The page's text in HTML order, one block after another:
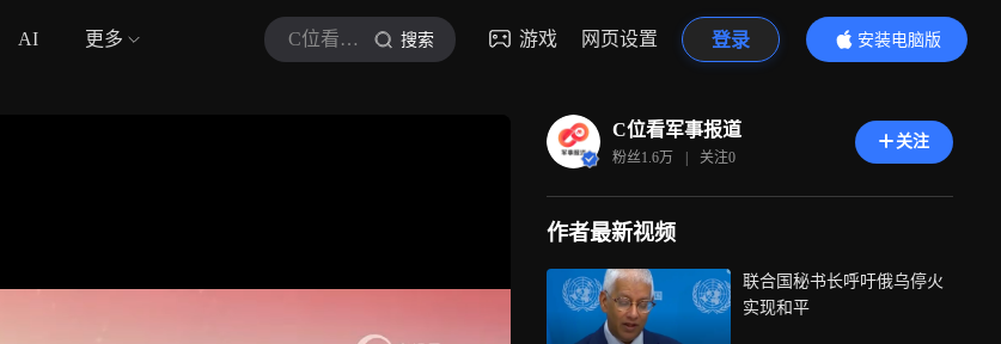
AI 更多 C位看军事报道 搜索 游戏 网页设置 登录
安装电脑版
内容更精彩
C位看军事报道
粉丝1.6万 | 关注0
关注
作者最新视频
联合国秘书长呼吁俄乌停火
实现和平